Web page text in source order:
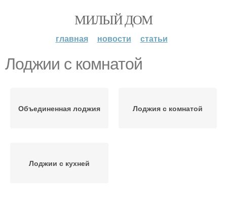
МИЛЫЙ ДОМ
главная новости статьи
Лоджии с комнатой
Объединенная лоджия Лоджия с комнатой
Лоджии с кухней